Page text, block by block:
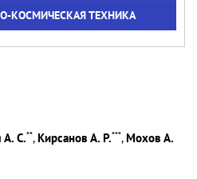
КОСМИЧЕСКАЯ ТЕХНИКА
А. С.**,Кирсанов А. Р.***,Мохов А.